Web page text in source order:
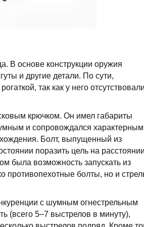
В основе конструкции оружия
и другие детали. По сути,
так как у него отсутствовали
крючком. Он имел габариты
и сопровождался характерным
Болт, выпущенный из
поразить цель на расстоянии
была возможность запускать из
противопехотные болты, но и
с шумным огнестрельным
(всего 5–7 выстрелов в минуту),